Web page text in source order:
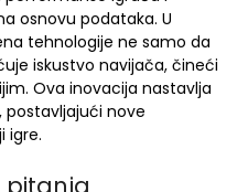
osnovu podataka. U
tehnologije ne samo da
iskustvo navijača, čineći
Ova inovacija nastavlja
nove
igre.